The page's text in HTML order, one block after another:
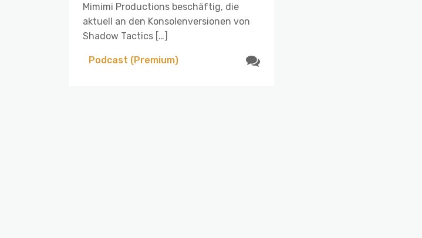
Mimimi Productions beschäftig, die
aktuell an den Konsolenversionen von
Shadow Tactics […]
Podcast (Premium)